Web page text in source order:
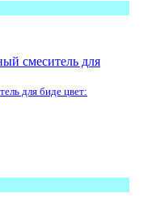
для биде цвет: